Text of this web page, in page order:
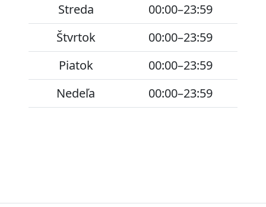
Streda
00:00–23:59
Štvrtok
00:00–23:59
Piatok
00:00–23:59
Nedeľa
00:00–23:59